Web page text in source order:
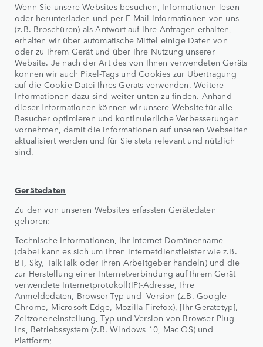
Wenn Sie unsere Websites besuchen, Informationen lesen
oder herunterladen und per E-Mail Informationen von uns
(z.B. Broschüren) als Antwort auf Ihre Anfragen erhalten,
erhalten wir über automatische Mittel einige Daten von
oder zu Ihrem Gerät und über Ihre Nutzung unserer
Website. Je nach der Art des von Ihnen verwendeten Geräts
können wir auch Pixel-Tags und Cookies zur Übertragung
auf die Cookie-Datei Ihres Geräts verwenden. Weitere
Informationen dazu sind weiter unten zu finden. Anhand
dieser Informationen können wir unsere Website für alle
Besucher optimieren und kontinuierliche Verbesserungen
vornehmen, damit die Informationen auf unseren Webseiten
aktualisiert werden und für Sie stets relevant und nützlich
sind.
Gerätedaten
Zu den von unseren Websites erfassten Gerätedaten
gehören:
Technische Informationen, Ihr Internet-Domänenname
(dabei kann es sich um Ihren Internetdienstleister wie z.B.
BT, Sky, TalkTalk oder Ihren Arbeitgeber handeln) und die
zur Herstellung einer Internetverbindung auf Ihrem Gerät
verwendete Internetprotokoll(IP)-Adresse, Ihre
Anmeldedaten, Browser-Typ und -Version (z.B. Google
Chrome, Microsoft Edge, Mozilla Firefox), [Ihr Gerätetyp],
Zeitzoneneinstellung, Typ und Version von Browser-Plug-
ins, Betriebssystem (z.B. Windows 10, Mac OS) und
Plattform;